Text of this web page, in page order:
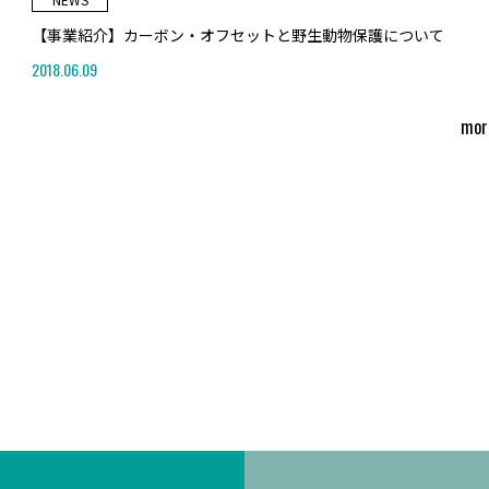
【事業紹介】カーボン・オフセットと野生動物保護について
2018.06.09